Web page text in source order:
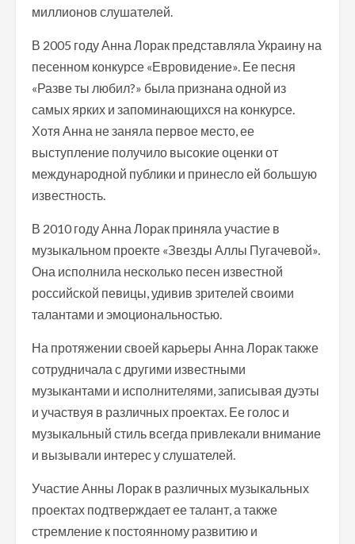
миллионов слушателей.
В 2005 году Анна Лорак представляла Украину на
песенном конкурсе «Евровидение». Ее песня
«Разве ты любил?» была признана одной из
самых ярких и запоминающихся на конкурсе.
Хотя Анна не заняла первое место, ее
выступление получило высокие оценки от
международной публики и принесло ей большую
известность.
В 2010 году Анна Лорак приняла участие в
музыкальном проекте «Звезды Аллы Пугачевой».
Она исполнила несколько песен известной
российской певицы, удивив зрителей своими
талантами и эмоциональностью.
На протяжении своей карьеры Анна Лорак также
сотрудничала с другими известными
музыкантами и исполнителями, записывая дуэты
и участвуя в различных проектах. Ее голос и
музыкальный стиль всегда привлекали внимание
и вызывали интерес у слушателей.
Участие Анны Лорак в различных музыкальных
проектах подтверждает ее талант, а также
стремление к постоянному развитию и